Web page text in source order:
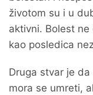
životom su i u
aktivni. Bolest
kao posledica
Druga stvar je
mora se umreti,